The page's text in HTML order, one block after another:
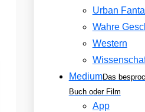
Urban
Wahre
Western
MediumDas
Buch oder Film
App